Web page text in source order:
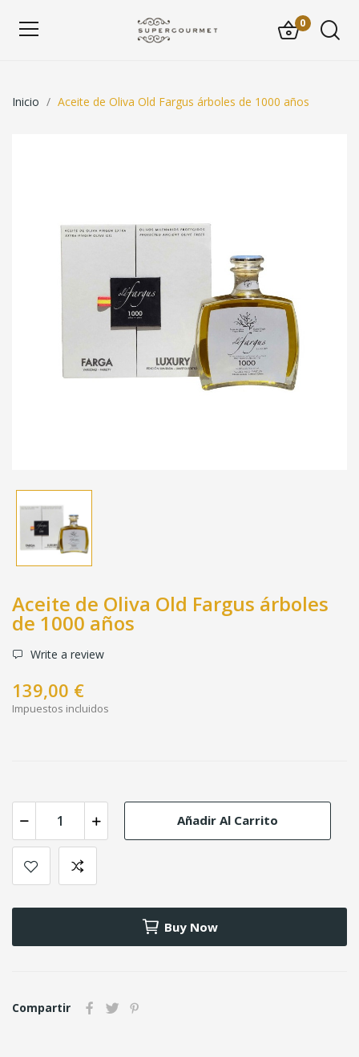
0
Inicio Aceite de Oliva Old Fargus árboles de 1000 años
Aceite de Oliva Old Fargus árboles
de 1000 años
Write a review
139,00 €
Impuestos incluidos
Añadir Al Carrito
Buy Now
Compartir